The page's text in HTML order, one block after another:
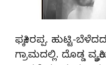
ಫಕ್ಕೀರಪ್ಪ. ಹುಟ್ಟಿ-
ಗ್ರಾಮದಲ್ಲಿ. ದೊಡ್ಡ